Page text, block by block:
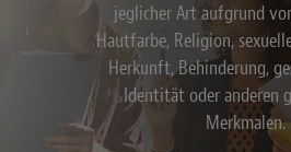
jeglicher Art aufgrund
Hautfarbe, Religion,
Herkunft, Behinderung,
Identität oder anderen
Merkmalen.